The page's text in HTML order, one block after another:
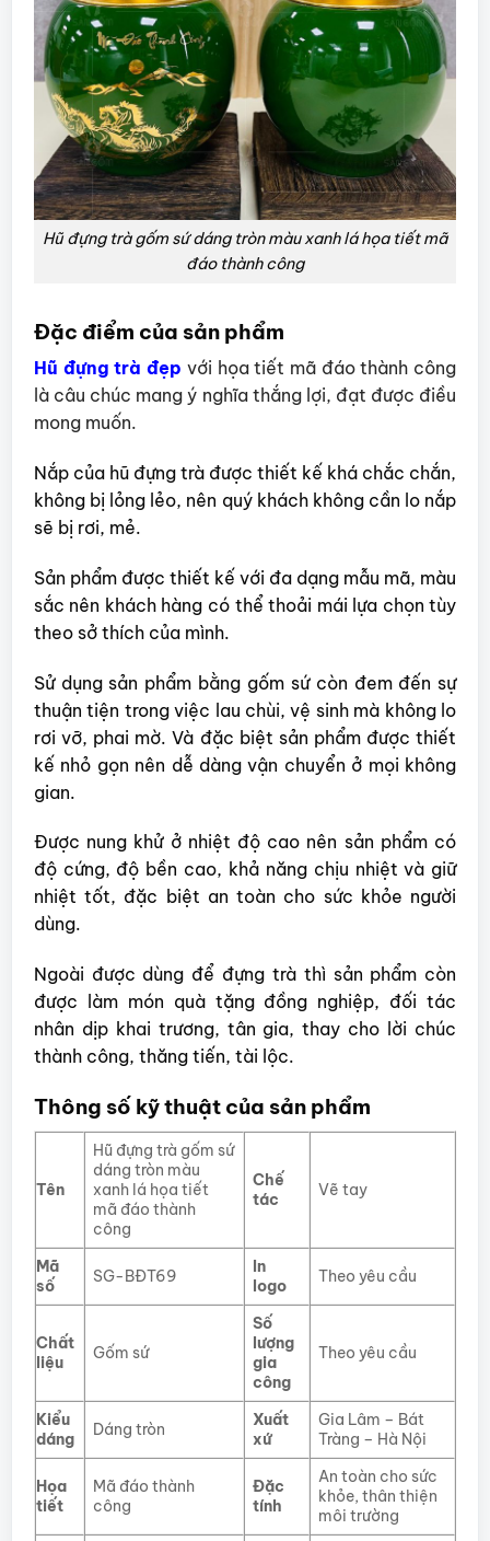
Hũ đựng trà gốm sứ dáng tròn màu xanh lá họa tiết mã
đáo thành công
Đặc điểm của sản phẩm
Hũ đựng trà đẹp với họa tiết mã đáo thành công
là câu chúc mang ý nghĩa thắng lợi, đạt được điều
mong muốn.
Nắp của hũ đựng trà được thiết kế khá chắc chắn,
không bị lỏng lẻo, nên quý khách không cần lo nắp
sẽ bị rơi, mẻ.
Sản phẩm được thiết kế với đa dạng mẫu mã, màu
sắc nên khách hàng có thể thoải mái lựa chọn tùy
theo sở thích của mình.
Sử dụng sản phẩm bằng gốm sứ còn đem đến sự
thuận tiện trong việc lau chùi, vệ sinh mà không lo
rơi vỡ, phai mờ. Và đặc biệt sản phẩm được thiết
kế nhỏ gọn nên dễ dàng vận chuyển ở mọi không
gian.
Được nung khử ở nhiệt độ cao nên sản phẩm có
độ cứng, độ bền cao, khả năng chịu nhiệt và giữ
nhiệt tốt, đặc biệt an toàn cho sức khỏe người
dùng.
Ngoài được dùng để đựng trà thì sản phẩm còn
được làm món quà tặng đồng nghiệp, đối tác
nhân dịp khai trương, tân gia, thay cho lời chúc
thành công, thăng tiến, tài lộc.
Thông số kỹ thuật của sản phẩm
Tên
Hũ đựng trà gốm sứ
dáng tròn màu
xanh lá họa tiết
mã đáo thành
công
Chế
tác
Vẽ tay
Mã
số
SG-BĐT69
In
logo
Theo yêu cầu
Chất
liệu
Gốm sứ
Số
lượng
gia
công
Theo yêu cầu
Kiểu
dáng
Dáng tròn
Xuất
xứ
Gia Lâm – Bát
Tràng – Hà Nội
Họa
tiết
Mã đáo thành
công
Đặc
tính
An toàn cho sức
khỏe, thân thiện
môi trường